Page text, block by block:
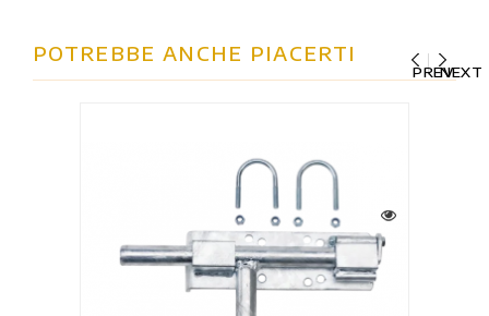
POTREBBE ANCHE PIACERTI
PREVNEXT